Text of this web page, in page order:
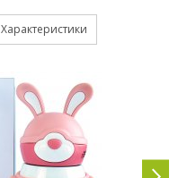
Характеристики